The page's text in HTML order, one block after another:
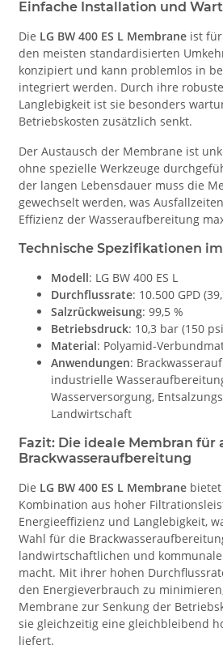
Einfache Installation und
Die LG BW 400 ES L Membrane ist
den meisten standardisierten
konzipiert und kann problemlos in
integriert werden. Durch ihre
Langlebigkeit ist sie besonders
Betriebskosten zusätzlich senkt.
Der Austausch der Membrane ist
ohne spezielle Werkzeuge
der langen Lebensdauer muss die
gewechselt werden, was
Effizienz der Wasseraufbereitung
Technische Spezifikationen
Modell: LG BW 400 ES L
Durchflussrate: 10.500 GPD
Salzrückweisung: 99,5 %
Betriebsdruck: 10,3 bar (150
Material: Polyamid-
Anwendungen:
industrielle
Wasserversorgung,
Landwirtschaft
Fazit: Die ideale Membran für
Brackwasseraufbereitung
Die LG BW 400 ES L Membrane
Kombination aus hoher
Energieeffizienz und Langlebigkeit,
Wahl für die
landwirtschaftlichen und
macht. Mit ihrer hohen
den Energieverbrauch zu
Membrane zur Senkung der
sie gleichzeitig eine gleichbleibend
liefert.